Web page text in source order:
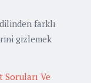
farklı
gizlemek
Soruları Ve